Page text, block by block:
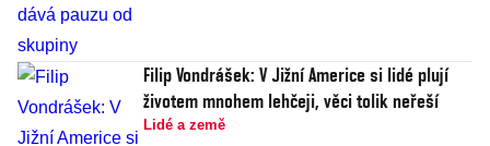
Filip Vondrášek: V Jižní Americe si lidé plují
životem mnohem lehčeji, věci tolik neřeší
Lidé a země